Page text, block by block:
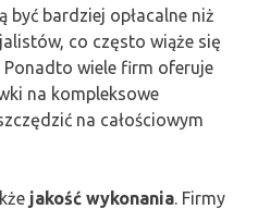
być bardziej opłacalne niż
co często wiąże się
wiele firm oferuje
na kompleksowe
na całościowym
jakość wykonania. Firmy